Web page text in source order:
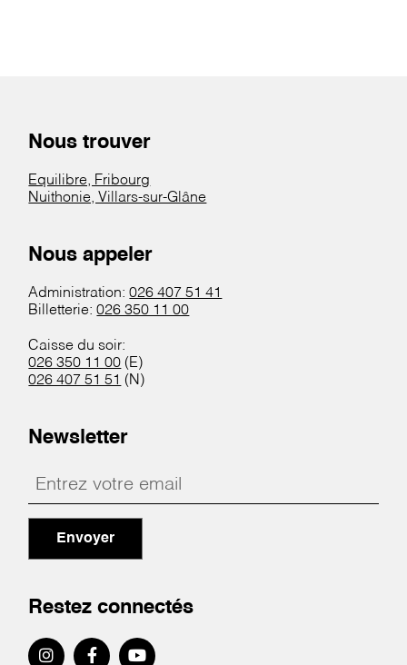
Nous trouver
Equilibre, Fribourg
Nuithonie, Villars-sur-Glâne
Nous appeler
Administration:026 407 51 41
Billetterie:026 350 11 00
Caisse du soir:
026 350 11 00 (E)
026 407 51 51 (N)
Newsletter
Envoyer
Restez connectés